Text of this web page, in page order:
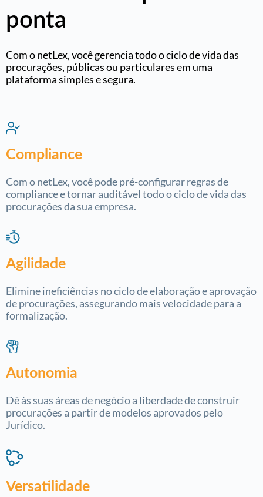
ponta
Com o netLex, você gerencia todo o ciclo de vida das
procurações, públicas ou particulares em uma
plataforma simples e segura.
Compliance
Com o netLex, você pode pré-configurar regras de
compliance e tornar auditável todo o ciclo de vida das
procurações da sua empresa.
Agilidade
Elimine ineficiências no ciclo de elaboração e aprovação
de procurações, assegurando mais velocidade para a
formalização.
Autonomia
Dê às suas áreas de negócio a liberdade de construir
procurações a partir de modelos aprovados pelo
Jurídico.
Versatilidade